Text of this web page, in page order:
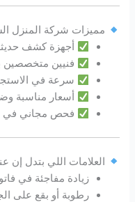
مميزات شركة المنزل
أجهزة كشف
فنيين متخصصين
سرعة في
أسعار مناسبة
فحص مجاني في
العلامات اللي بتدل إن
زيادة مفاجئة في
رطوبة أو بقع على